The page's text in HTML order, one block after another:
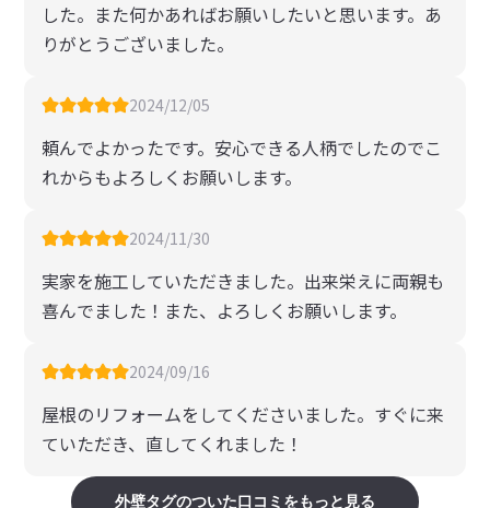
した。また何かあればお願いしたいと思います。あ
りがとうございました。
2024/12/05
頼んでよかったです。安心できる人柄でしたのでこ
れからもよろしくお願いします。
2024/11/30
実家を施工していただきました。出来栄えに両親も
喜んでました！また、よろしくお願いします。
2024/09/16
屋根のリフォームをしてくださいました。すぐに来
ていただき、直してくれました！
外壁タグのついた口コミをもっと見る